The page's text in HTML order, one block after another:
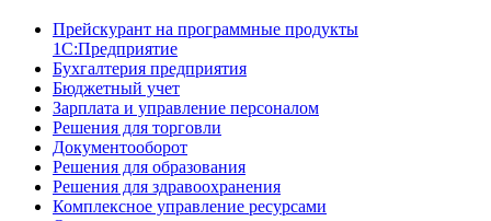
Прейскурант на программные продукты
1С:Предприятие
Бухгалтерия предприятия
Бюджетный учет
Зарплата и управление персоналом
Решения для торговли
Документооборот
Решения для образования
Решения для здравоохранения
Комплексное управление ресурсами